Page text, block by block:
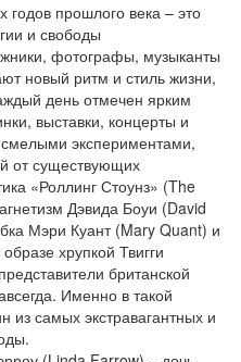
прошлого века – это
и свободы
фотографы, музыканты
новый ритм и стиль жизни,
день отмечен ярким
выставки, концерты и
экспериментами,
от существующих
«Роллинг Стоунз» (The
Дэвида Боуи (David
Мэри Куант (Mary Quant) и
хрупкой Твигги
британской
Именно в такой
из самых экстравагантных и